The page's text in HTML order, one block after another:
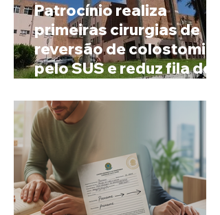
Patrocínio realiza
primeiras cirurgias de
reversão de colostomia
pelo SUS e reduz fila de